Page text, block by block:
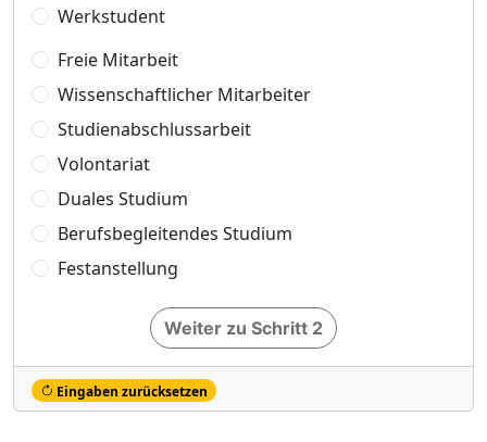
Werkstudent
Freie Mitarbeit
Wissenschaftlicher Mitarbeiter
Studienabschlussarbeit
Volontariat
Duales Studium
Berufsbegleitendes Studium
Festanstellung
Weiter zu Schritt 2
Eingaben zurücksetzen